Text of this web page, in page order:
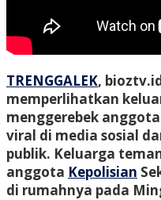
TRENGGALEK,
memperlihatkan
menggerebek
viral di media sosial
publik. Keluarga
anggota Kepolisian
di rumahnya pada